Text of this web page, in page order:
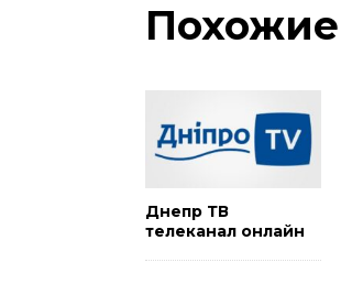
Похожие
Днепр ТВ
телеканал онлайн